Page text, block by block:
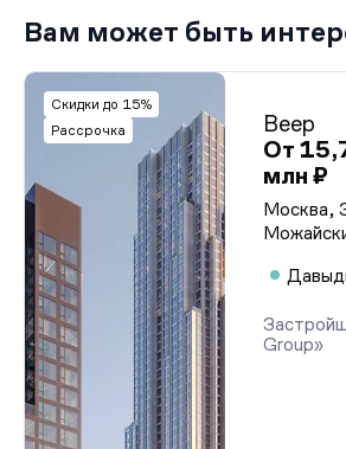
Вам может быть
Скидки до 15%
Рассрочка
Веер
От
млн ₽
Москва,
Group»